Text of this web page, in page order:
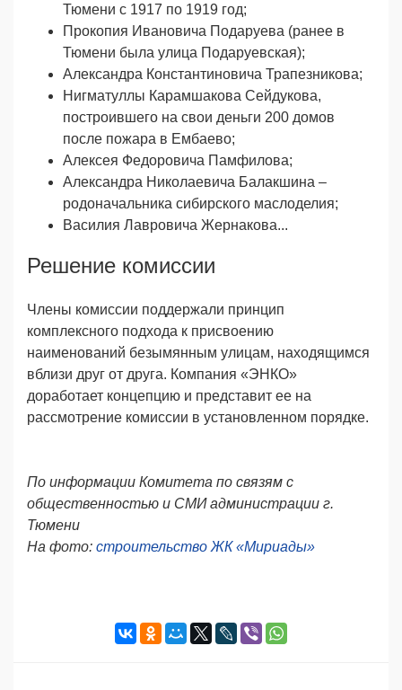
Тюмени с 1917 по 1919 год;
Прокопия Ивановича Подаруева (ранее в
Тюмени была улица Подаруевская);
Александра Константиновича Трапезникова;
Нигматуллы Карамшакова Сейдукова,
построившего на свои деньги 200 домов
после пожара в Ембаево;
Алексея Федоровича Памфилова;
Александра Николаевича Балакшина –
родоначальника сибирского маслоделия;
Василия Лавровича Жернакова...
Решение комиссии
Члены комиссии поддержали принцип
комплексного подхода к присвоению
наименований безымянным улицам, находящимся
вблизи друг от друга. Компания «ЭНКО»
доработает концепцию и представит ее на
рассмотрение комиссии в установленном порядке.
По информации Комитета по связям с
общественностью и СМИ администрации г.
Тюмени
На фото: строительство ЖК «Мириады»